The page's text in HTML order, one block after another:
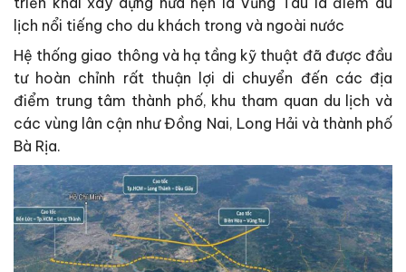
lịch nổi tiếng cho du khách trong và ngoài nước
Hệ thống giao thông và hạ tầng kỹ thuật đã được đầu
tư hoàn chỉnh rất thuận lợi di chuyển đến các địa
điểm trung tâm thành phố, khu tham quan du lịch và
các vùng lân cận như Đồng Nai, Long Hải và thành phố
Bà Rịa.